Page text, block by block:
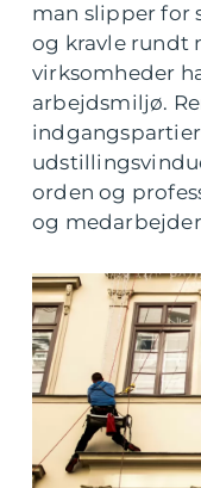
man slipper for
og kravle rundt
virksomheder
arbejdsmiljø.
orden og
og